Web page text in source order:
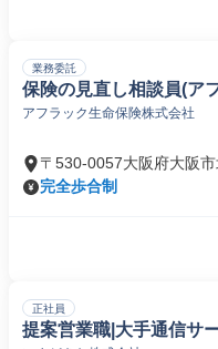
業務委託
保険の見直し相談員(ア
アフラック生命保険株式会社
〒530-0057大阪府大阪
完全歩合制
正社員
提案営業職|大手通信サ